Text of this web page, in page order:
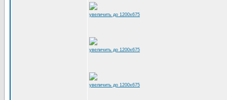
увеличить до 1200x675
увеличить до 1200x675
увеличить до 1200x675